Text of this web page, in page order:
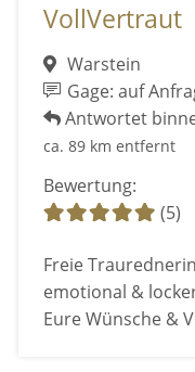
VollVertraut
Warstein
Gage: auf
Antwortet
ca. 89 km entfernt
Bewertung:
(5)
Freie
emotional &
Eure Wünsche &